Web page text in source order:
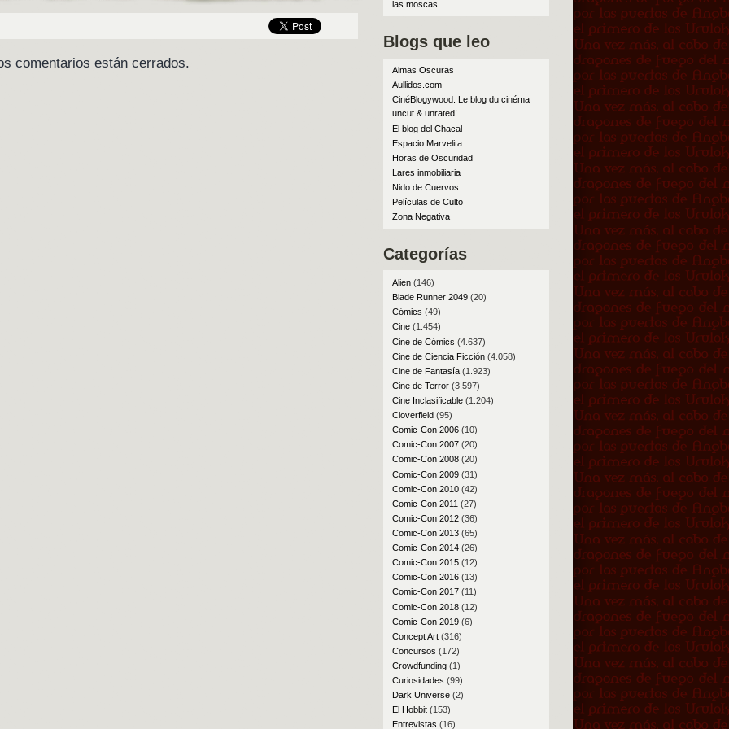
comentarios están cerrados.
las moscas
Blogs que leo
Almas Oscuras
Aullidos.com
CinéBlogywood. Le blog du cinéma
uncut & unrated!
El blog del Chacal
Espacio Marvelita
Horas de Oscuridad
Lares inmobiliaria
Nido de Cuervos
Películas de Culto
Zona Negativa
Categorías
Alien(146)
Blade Runner 2049(20)
Cómics (49)
Cine(1.454)
Cine de Cómics (4.637)
Cine de Ciencia Ficción(4.058)
Cine de Fantasía(1.923)
Cine de Terror(3.597)
Cine Inclasificable(1.204)
Cloverfield(95)
Comic-Con 2006(10)
Comic-Con 2007(20)
Comic-Con 2008(20)
Comic-Con 2009(31)
Comic-Con 2010(42)
Comic-Con 2011 (27)
Comic-Con 2012(36)
Comic-Con 2013(65)
Comic-Con 2014(26)
Comic-Con 2015(12)
Comic-Con 2016(13)
Comic-Con 2017(11)
Comic-Con 2018(12)
Comic-Con 2019(6)
Concept Art(316)
Concursos (172)
Crowdfunding(1)
Curiosidades (99)
Dark Universe(2)
El Hobbit(153)
Entrevistas (16)